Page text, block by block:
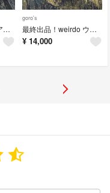
希少！weirdo ウィアード 廃盤 シルバー アイアンクロス リング 23号
goro's
最終出品！weirdo ウィアード シルバー fink top ペンダント
¥ 14,000